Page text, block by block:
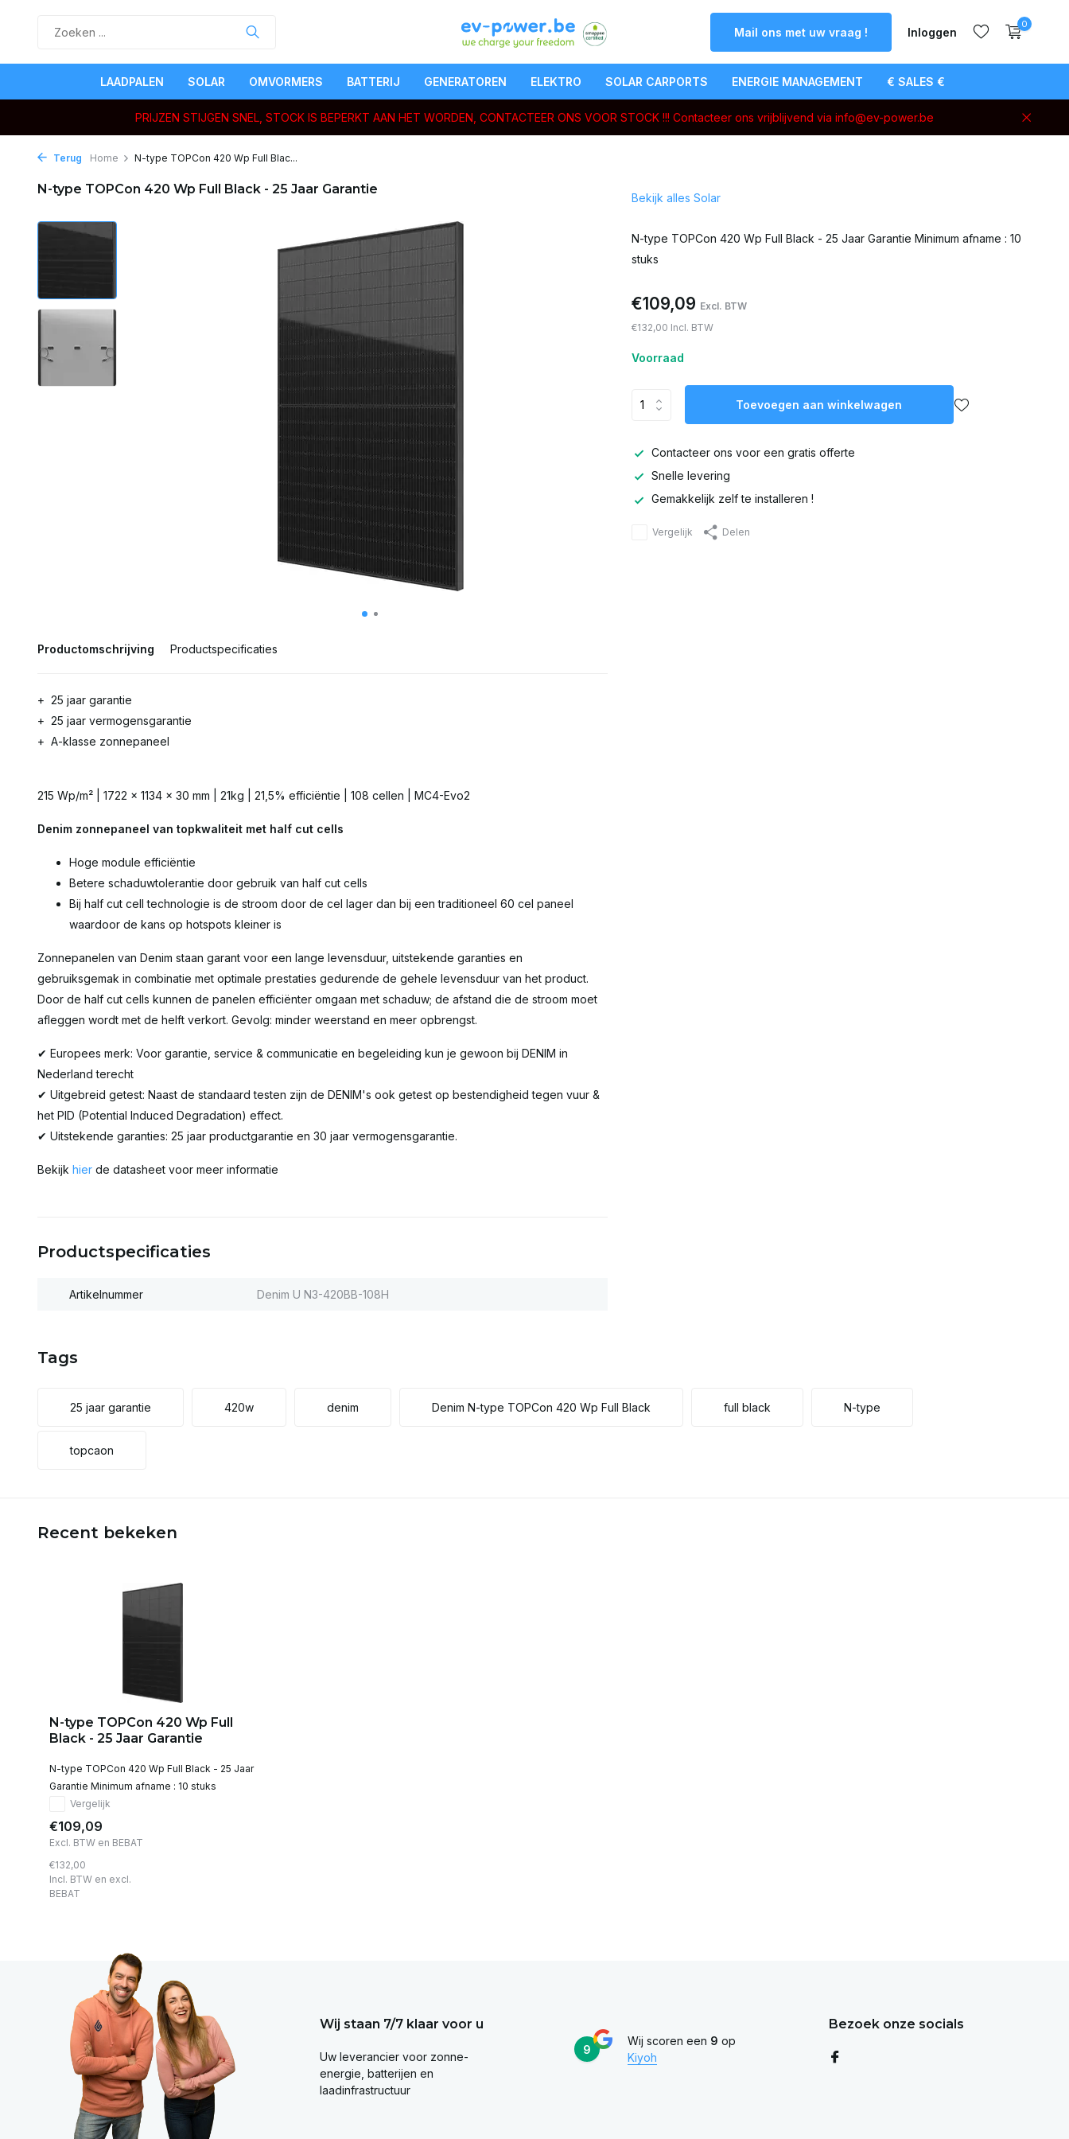
Mail ons met uw vraag ! Inloggen
0
LAADPALEN SOLAR OMVORMERS BATTERIJ GENERATOREN ELEKTRO SOLAR CARPORTS ENERGIE MANAGEMENT € SALES €
PRIJZEN STIJGEN SNEL, STOCK IS BEPERKT AAN HET WORDEN, CONTACTEER ONS VOOR STOCK !!! Contacteer ons vrijblijvend via info@ev-power.be
Terug Home N-type TOPCon 420 Wp Full Blac...
N-type TOPCon 420 Wp Full Black - 25 Jaar Garantie
Productomschrijving Productspecificaties
+ 25 jaar garantie
+ 25 jaar vermogensgarantie
+ A-klasse zonnepaneel
215 Wp/m² | 1722 x 1134 x 30 mm | 21kg | 21,5% efficiëntie | 108 cellen | MC4-Evo2
Denim zonnepaneel van topkwaliteit met half cut cells
Hoge module efficiëntie
Betere schaduwtolerantie door gebruik van half cut cells
Bij half cut cell technologie is de stroom door de cel lager dan bij een traditioneel 60 cel paneel
waardoor de kans op hotspots kleiner is
Zonnepanelen van Denim staan garant voor een lange levensduur, uitstekende garanties en
gebruiksgemak in combinatie met optimale prestaties gedurende de gehele levensduur van het product.
Door de half cut cells kunnen de panelen efficiënter omgaan met schaduw; de afstand die de stroom moet
afleggen wordt met de helft verkort. Gevolg: minder weerstand en meer opbrengst.
✔ Europees merk: Voor garantie, service & communicatie en begeleiding kun je gewoon bij DENIM in
Nederland terecht
✔ Uitgebreid getest: Naast de standaard testen zijn de DENIM's ook getest op bestendigheid tegen vuur &
het PID (Potential Induced Degradation) effect.
✔ Uitstekende garanties: 25 jaar productgarantie en 30 jaar vermogensgarantie.
Bekijk hier de datasheet voor meer informatie
Productspecificaties
Artikelnummer Denim U N3-420BB-108H
Bekijk alles Solar
N-type TOPCon 420 Wp Full Black - 25 Jaar Garantie Minimum afname : 10
stuks
€109,09 Excl. BTW
€132,00 Incl. BTW
Voorraad
Toevoegen aan winkelwagen
Contacteer ons voor een gratis offerte
Snelle levering
Gemakkelijk zelf te installeren !
Vergelijk Delen
Tags
25 jaar garantie 420w denim Denim N-type TOPCon 420 Wp Full Black full black N-type
topcaon
Recent bekeken
N-type TOPCon 420 Wp Full
Black - 25 Jaar Garantie
N-type TOPCon 420 Wp Full Black - 25 Jaar
Garantie Minimum afname : 10 stuks
Vergelijk
€109,09
Excl. BTW en BEBAT
€132,00
Incl. BTW en excl.
BEBAT
Wij staan 7/7 klaar voor u
Uw leverancier voor zonne-
energie, batterijen en
laadinfrastructuur
9
Wij scoren een 9 op
Kiyoh
Bezoek onze socials